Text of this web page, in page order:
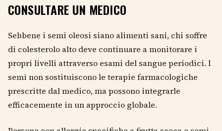
CONSULTARE UN MEDICO
Sebbene i semi oleosi siano alimenti sani, chi soffre
di colesterolo alto deve continuare a monitorare i
propri livelli attraverso esami del sangue periodici. I
semi non sostituiscono le terapie farmacologiche
prescritte dal medico, ma possono integrarle
efficacemente in un approccio globale.